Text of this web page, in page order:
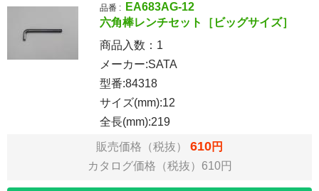
品番 :
EA683AG-12
六角棒レンチセット［ビッグサイズ］
商品入数： 1
メーカー:SATA
型番:84318
サイズ(mm):12
全長(mm):219
販売価格（税抜） 610円
カタログ価格（税抜）610円